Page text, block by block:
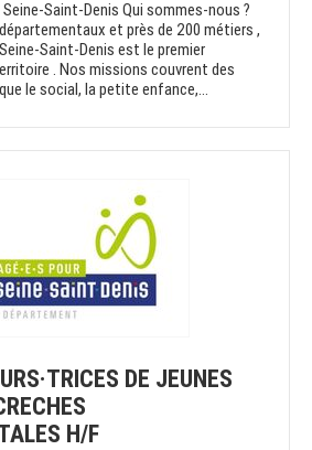
Saint-Denis Qui sommes-nous ?
départementaux et près de 200 métiers ,
Saint-Denis est le premier
. Nos missions couvrent des
le social, la petite enfance,...
DE JEUNES
H/F